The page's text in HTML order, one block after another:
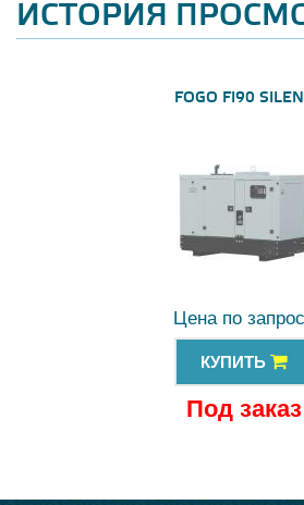
ИСТОРИЯ
FOGO FI90
Цена по
КУПИТЬ
Под заказ